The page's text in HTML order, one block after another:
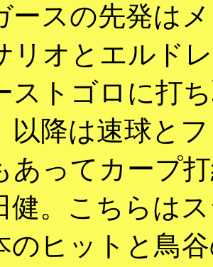
スの先発は
リオとエルド
ストゴロに打
以降は速球と
あってカープ
健。こちらは
のヒットと鳥